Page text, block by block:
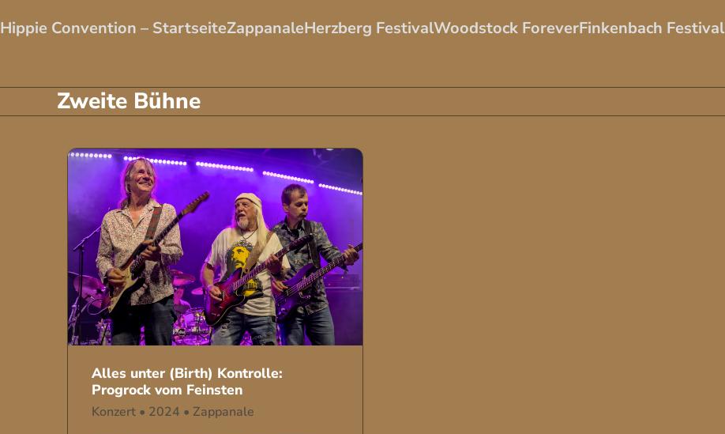
to
Hippie Convention – StartseiteZappanaleHerzberg FestivalWoodstock ForeverFinkenbach Festival
Zweite Bühne
Alles unter (Birth) Kontrolle:
Progrock vom Feinsten
Konzert • 2024 • Zappanale